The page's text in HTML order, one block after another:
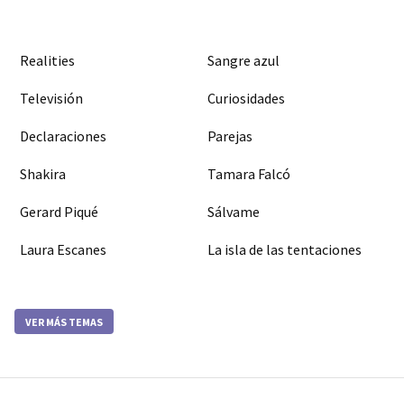
Realities Sangre azul
Televisión Curiosidades
Declaraciones Parejas
Shakira Tamara Falcó
Gerard Piqué Sálvame
Laura Escanes La isla de las tentaciones
VER MÁS TEMAS